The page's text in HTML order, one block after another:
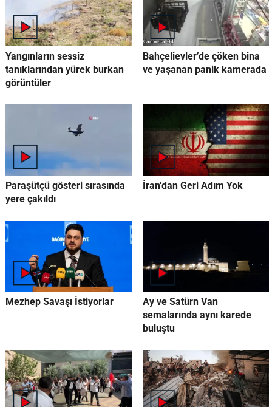
Yangınların sessiz
tanıklarından yürek burkan
görüntüler
Bahçelievler’de çöken bina
ve yaşanan panik kamerada
Paraşütçü gösteri sırasında
yere çakıldı
İran'dan Geri Adım Yok
Mezhep Savaşı İstiyorlar
Ay ve Satürn Van
semalarında aynı karede
buluştu